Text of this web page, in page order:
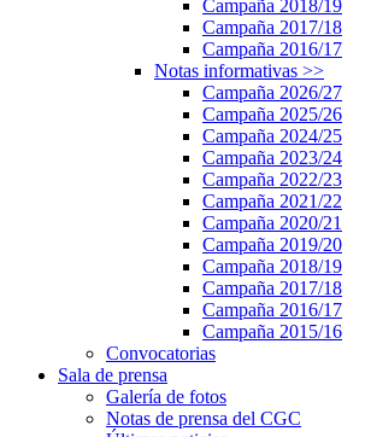
Campaña 2018/19
Campaña 2017/18
Campaña 2016/17
Notas informativas >>
Campaña 2026/27
Campaña 2025/26
Campaña 2024/25
Campaña 2023/24
Campaña 2022/23
Campaña 2021/22
Campaña 2020/21
Campaña 2019/20
Campaña 2018/19
Campaña 2017/18
Campaña 2016/17
Campaña 2015/16
Convocatorias
Sala de prensa
Galería de fotos
Notas de prensa del CGC